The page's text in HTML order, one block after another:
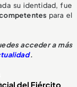
su identidad, fue
para el
acceder a más
.